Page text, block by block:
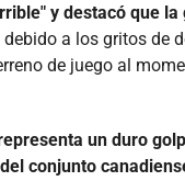
y destacó que la
debido a los gritos de
de juego al
un duro
conjunto